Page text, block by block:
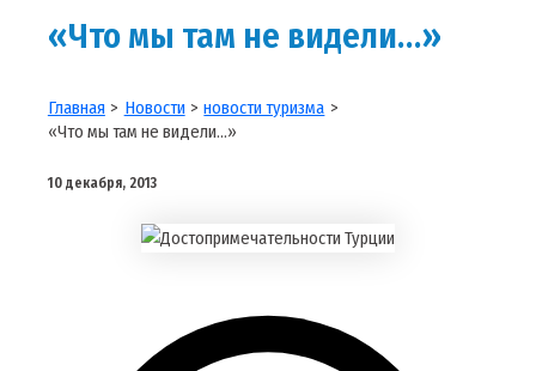
«Что мы там не видели…»
Главная Новости
новости туризма
«Что мы там не видели…»
10 декабря, 2013